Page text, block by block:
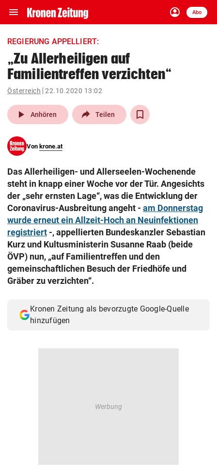
menu Navigation
ein-/ausklappen
account_circle
Anmelden
Abo
close Schließen
account_circle Anmelden
arrow_right
pin_drop
Wien arrow_right
search
eingeben
© Krone Multimedia GmbH & Co KG 2026
Muthgasse 2, 1190 Wien
REGIERUNG APPELLIERT:
„Zu Allerheiligen auf
Familientreffen verzichten“
Österreich 22.10.2020 13:02
play_arrow Anhören Teilen
Von krone.at
Das Allerheiligen- und Allerseelen-Wochenende
steht in knapp einer Woche vor der Tür. Angesichts
der „sehr ernsten Lage“, was die Entwicklung der
Coronavirus-Ausbreitung angeht - am Donnerstag
wurde erneut ein Allzeit-Hoch an Neuinfektionen
registriert -, appellierten Bundeskanzler Sebastian
Kurz und Kultusministerin Susanne Raab (beide
ÖVP) nun, „auf Familientreffen und den
gemeinschaftlichen Besuch der Friedhöfe und
Gräber zu verzichten“.
Kronen Zeitung als bevorzugte Google-Quelle
hinzufügen